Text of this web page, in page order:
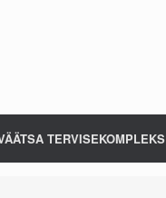
TERVISEKOMPLEKS